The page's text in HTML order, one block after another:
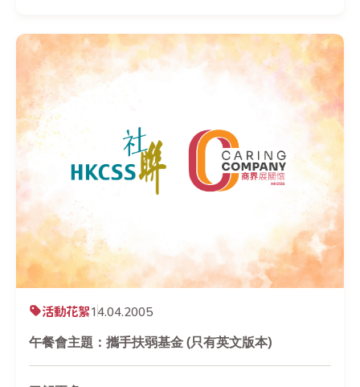
活動花絮14.04.2005
午餐會主題：攜手扶弱基金 (只有英文版本)